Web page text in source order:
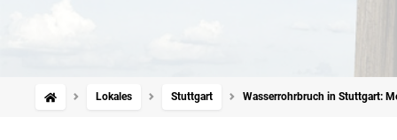
Lokales Stuttgart Wasserrohrbruch in Stuttgart: